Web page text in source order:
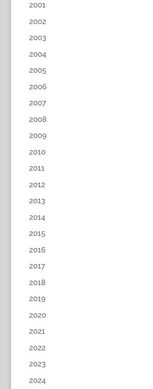
2001
2002
2003
2004
2005
2006
2007
2008
2009
2010
2011
2012
2013
2014
2015
2016
2017
2018
2019
2020
2021
2022
2023
2024